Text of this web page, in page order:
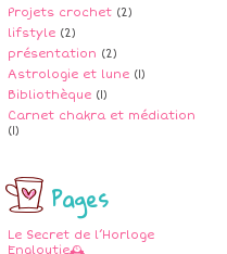
Projets crochet (2)
lifstyle (2)
présentation (2)
Astrologie et lune (1)
Bibliothèque (1)
Carnet chakra et médiation
(1)
Pages
Le Secret de l’Horloge
Engloutie🕰️